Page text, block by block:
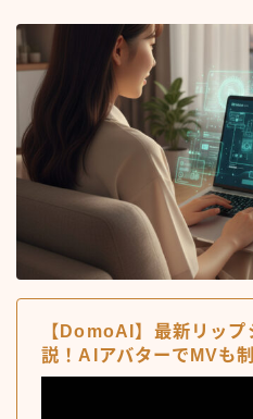
【DomoAI】最新リッ
説！AIアバターでMVも